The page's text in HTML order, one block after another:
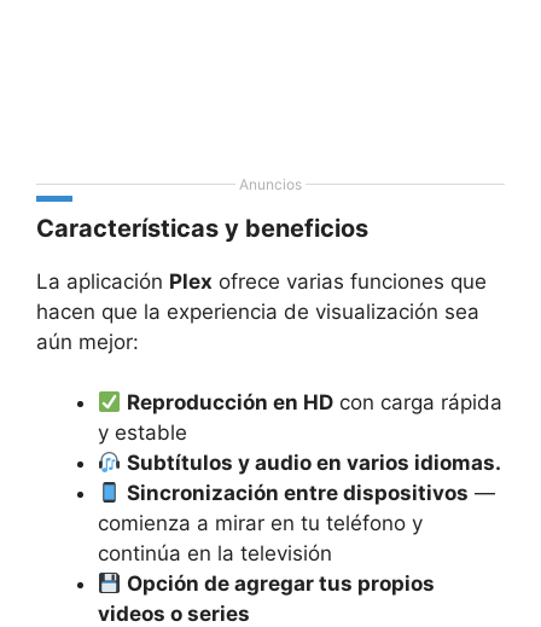
Anuncios
Características y beneficios
La aplicación Plex ofrece varias funciones que
hacen que la experiencia de visualización sea
aún mejor:
Reproducción en HD con carga rápida
y estable
Subtítulos y audio en varios idiomas.
Sincronización entre dispositivos —
comienza a mirar en tu teléfono y
continúa en la televisión
Opción de agregar tus propios
videos o series